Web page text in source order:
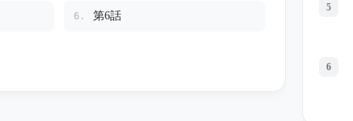
6. 第6話
5
6